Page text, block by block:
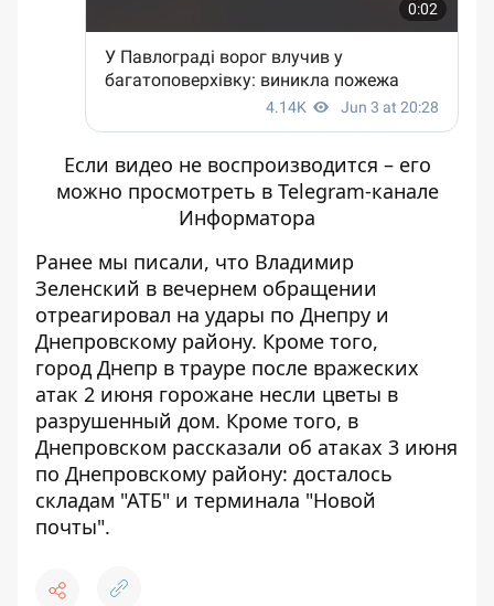
Если видео не воспроизводится – его
можно просмотреть в Telegram-канале
Информатора
Ранее мы писали, что Владимир
Зеленский в вечернем обращении
отреагировал на удары по Днепру и
Днепровскому району. Кроме того,
город Днепр в трауре после вражеских
атак 2 июня горожане несли цветы в
разрушенный дом. Кроме того, в
Днепровском рассказали об атаках 3 июня
по Днепровскому району: досталось
складам "АТБ" и терминала "Новой
почты".